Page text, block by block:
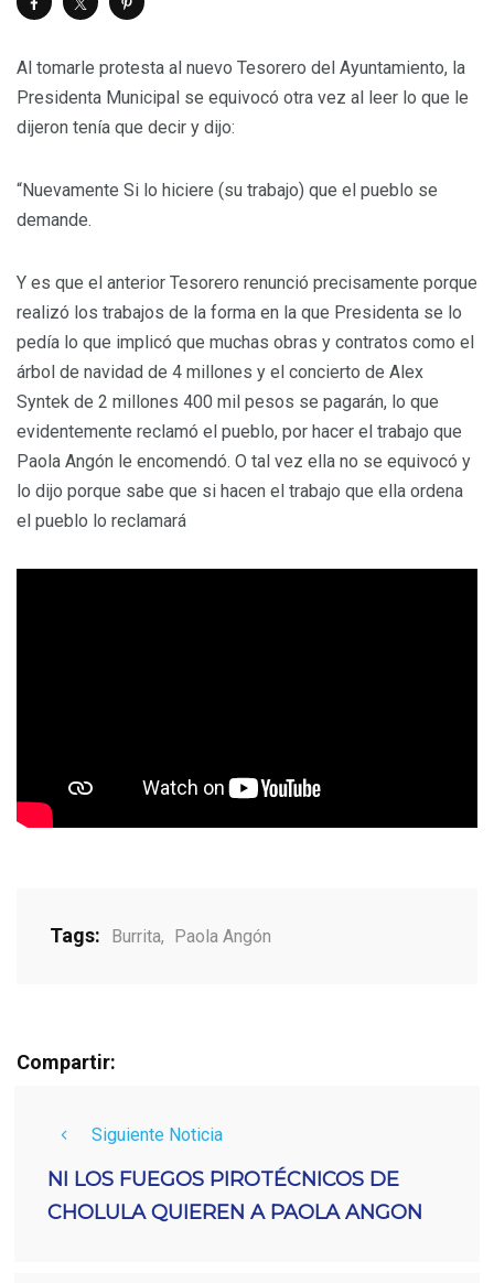
Al tomarle protesta al nuevo Tesorero del Ayuntamiento, la
Presidenta Municipal se equivocó otra vez al leer lo que le
dijeron tenía que decir y dijo:
“Nuevamente Si lo hiciere (su trabajo) que el pueblo se
demande.
Y es que el anterior Tesorero renunció precisamente porque
realizó los trabajos de la forma en la que Presidenta se lo
pedía lo que implicó que muchas obras y contratos como el
árbol de navidad de 4 millones y el concierto de Alex
Syntek de 2 millones 400 mil pesos se pagarán, lo que
evidentemente reclamó el pueblo, por hacer el trabajo que
Paola Angón le encomendó. O tal vez ella no se equivocó y
lo dijo porque sabe que si hacen el trabajo que ella ordena
el pueblo lo reclamará
Tags: Burrita, Paola Angón
Compartir:
Siguiente Noticia
NI LOS FUEGOS PIROTÉCNICOS DE
CHOLULA QUIEREN A PAOLA ANGON